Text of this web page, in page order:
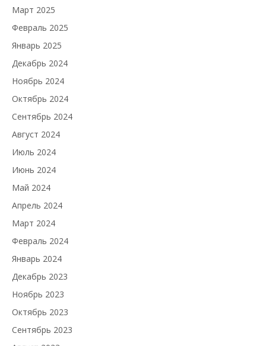
Март 2025
Февраль 2025
Январь 2025
Декабрь 2024
Ноябрь 2024
Октябрь 2024
Сентябрь 2024
Август 2024
Июль 2024
Июнь 2024
Май 2024
Апрель 2024
Март 2024
Февраль 2024
Январь 2024
Декабрь 2023
Ноябрь 2023
Октябрь 2023
Сентябрь 2023